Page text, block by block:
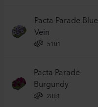
Pacta Parade Blue
Vein
5101
Pacta Parade
Burgundy
2881